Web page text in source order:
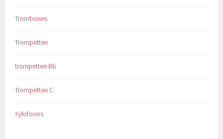
Trombones
Trompetten
trompetten Bb
Trompetten C
Xylofoons